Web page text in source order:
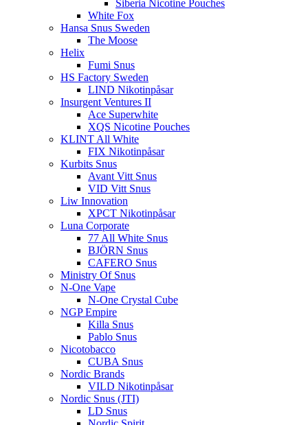
Siberia Nicotine Pouches
White Fox
Hansa Snus Sweden
The Moose
Helix
Fumi Snus
HS Factory Sweden
LIND Nikotinpåsar
Insurgent Ventures II
Ace Superwhite
XQS Nicotine Pouches
KLINT All White
FIX Nikotinpåsar
Kurbits Snus
Avant Vitt Snus
VID Vitt Snus
Liw Innovation
XPCT Nikotinpåsar
Luna Corporate
77 All White Snus
BJÖRN Snus
CAFERO Snus
Ministry Of Snus
N-One Vape
N-One Crystal Cube
NGP Empire
Killa Snus
Pablo Snus
Nicotobacco
CUBA Snus
Nordic Brands
VILD Nikotinpåsar
Nordic Snus (JTI)
LD Snus